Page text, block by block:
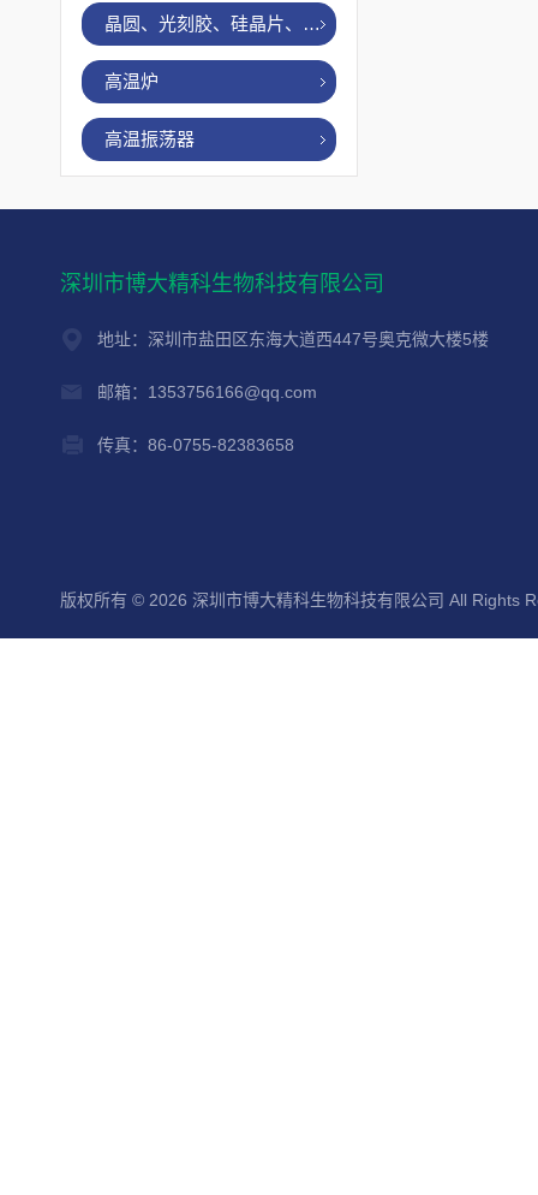
晶圆、光刻胶、硅晶片、烤胶机
高温炉
高温振荡器
深圳市博大精科生物科技有限公司
地址：深圳市盐田区东海大道西447号奥克微大楼5楼
邮箱：1353756166@qq.com
传真：86-0755-82383658
版权所有 © 2026 深圳市博大精科生物科技有限公司 All Rights